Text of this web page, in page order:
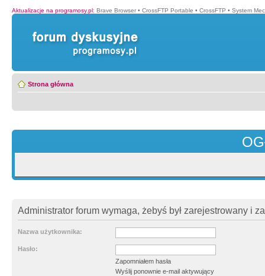
Aktualizacje na programosy.pl: Brave Browser • CrossFTP Portable • CrossFTP • System
Strona główna
Administrator forum wymaga, żebyś był zarejestrowany i
Nazwa użytkownika:
Hasło:
Zapomniałem hasła
Wyślij ponownie e-mail aktywujący